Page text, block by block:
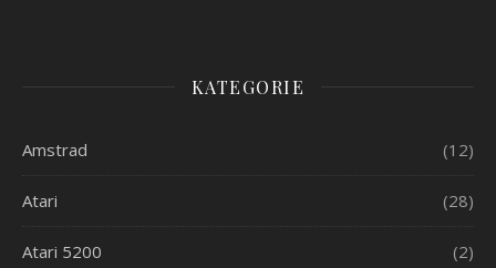
KATEGORIE
Amstrad (12)
Atari (28)
Atari 5200 (2)